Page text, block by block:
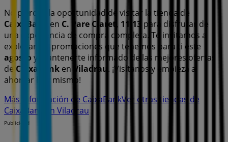
No pierdas la oportunidad de visitar la tienda de
CaixaBank
en C. Pare Claret, 11-13 para disfrutar de
una experiencia de compra completa. Te invitamos a
explorar las promociones que tenemos para ti este
agosto y mantenerte informado de las mejores ofertas
de CaixaBank en Viladrau . ¡Visítanos y empieza a
ahorrar hoy mismo!
Más información de CaixaBankVer otras tiendas de
CaixaBank en Viladrau
Publicidad